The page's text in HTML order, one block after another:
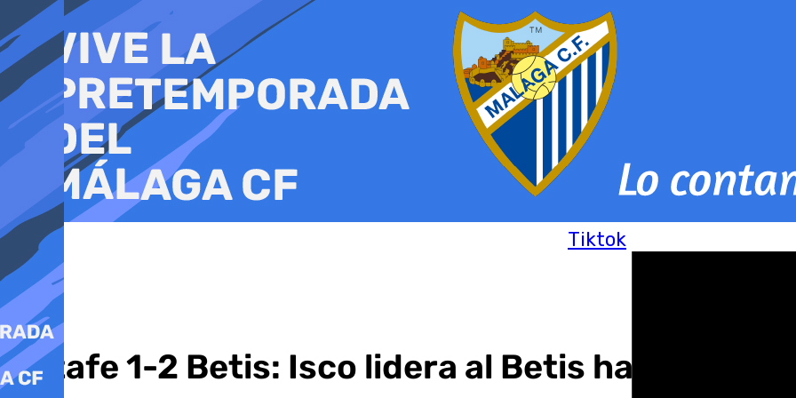
al
contenido
Tiktok
Getafe 1-2 Betis: Isco lidera al Betis hacia